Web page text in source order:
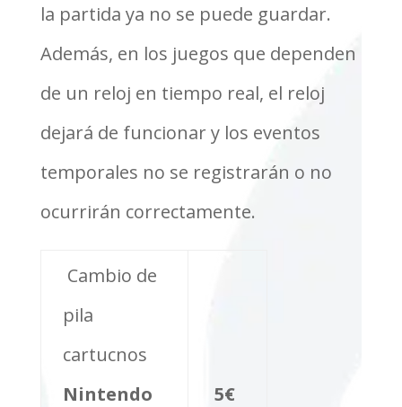
la partida ya no se puede guardar.
Además, en los juegos que dependen
de un reloj en tiempo real, el reloj
dejará de funcionar y los eventos
temporales no se registrarán o no
ocurrirán correctamente.
Cambio de
pila
cartucnos
Nintendo
5€